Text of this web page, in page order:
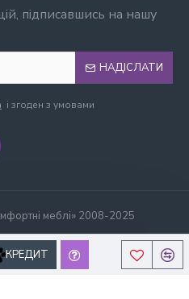
КРЕДИТ
підписавшись на нашу
НАДІСЛАТИ
і згоден з умовами
меблі» 2008-2025